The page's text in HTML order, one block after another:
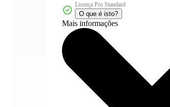
Licença Pro Standard
O que é isto?
Mais informações